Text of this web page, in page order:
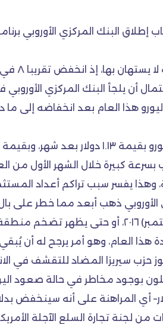
إطلاق البنك المركزي الأوروبي
أن يلجأ البنك المركزي
وهذا يفسر سبب تراكم أعداد
ذهب أبعد مما خطر على
الكمي- على الأقل حتى شهر أيلول
هذا العام، وهو أمر يرجح له أن
حزب سيريزا المضاد للتقشف في
بوجود مخاطر في حالة صعود
من لجنة تجارة السلع الآجلة